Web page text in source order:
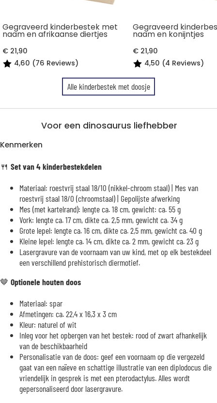
Gegraveerd kinderbestek met
naam en afrikaanse diertjes
€ 21,90
4,60 (76 Reviews)
Gegraveerd
naam en konijntjes
€ 21,90
4,50 (4 Reviews)
Alle kinderbestek met doosje
Voor een dinosaurus liefhebber
Kenmerken
🍴 Set van 4 kinderbestekdelen
Materiaal: roestvrij staal 18/10 (nikkel-chroom staal) | Mes van
roestvrij staal 18/0 (chroomstaal) | Gepolijste afwerking
Mes (met kartelrand): lengte ca. 18 cm, gewicht: ca. 55 g
Vork: lengte ca. 17 cm, dikte ca. 2,5 mm, gewicht ca. 34 g
Grote lepel: lengte ca. 16 cm, dikte ca. 2,5 mm, gewicht ca. 40 g
Kleine lepel: lengte ca. 14 cm, dikte ca. 2 mm, gewicht ca. 23 g
Lasergravure van de voornaam van uw kind, met op elk bestekdeel
een verschillend prehistorisch diermotief.
🤎 Optionele houten doos
Materiaal: spar
Afmetingen: ca. 22,4 x 16,3 x 3 cm
Kleur: naturel of wit
Inleg voor het opbergen van het bestek: rood of zwart afhankelijk
van de beschikbaarheid
Personalisatie van de doos: geef een voornaam op die vergezeld
gaat van een naïeve en schattige illustratie van een diplodocus die
vriendelijk in gesprek is met een pterodactylus. Alles wordt
gepersonaliseerd door lasergravure.